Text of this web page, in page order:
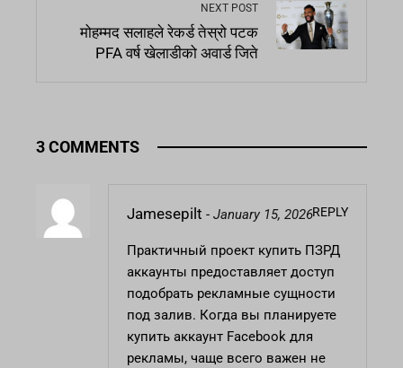
NEXT POST
मोहम्मद सलाहले रेकर्ड तेस्रो पटक
PFA वर्ष खेलाडीको अवार्ड जिते
3 COMMENTS
Jamesepilt - January 15, 2026REPLY
Практичный проект купить ПЗРД
аккаунты предоставляет доступ
подобрать рекламные сущности
под залив. Когда вы планируете
купить аккаунт Facebook для
рекламы, чаще всего важен не